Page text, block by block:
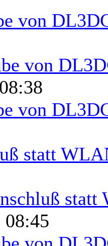
von
von
von
statt
statt
08:45